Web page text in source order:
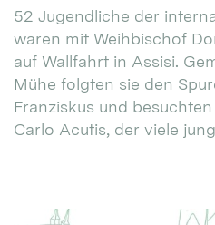
52 Jugendliche der
waren mit Weihbischof
auf Wallfahrt in Assisi.
Mühe folgten sie den
Franziskus und
Carlo Acutis, der viele